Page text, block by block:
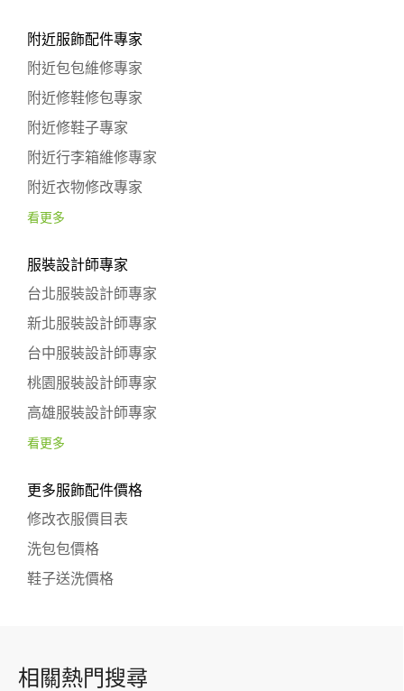
附近服飾配件專家
附近包包維修專家
附近修鞋修包專家
附近修鞋子專家
附近行李箱維修專家
附近衣物修改專家
看更多
服裝設計師專家
台北服裝設計師專家
新北服裝設計師專家
台中服裝設計師專家
桃園服裝設計師專家
高雄服裝設計師專家
看更多
更多服飾配件價格
修改衣服價目表
洗包包價格
鞋子送洗價格
相關熱門搜尋